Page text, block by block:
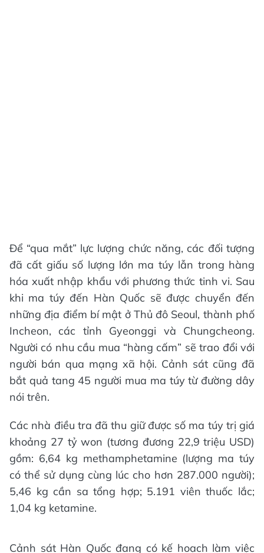
Để “qua mắt” lực lượng chức năng, các đối tượng
đã cất giấu số lượng lớn ma túy lẫn trong hàng
hóa xuất nhập khẩu với phương thức tinh vi. Sau
khi ma túy đến Hàn Quốc sẽ được chuyển đến
những địa điểm bí mật ở Thủ đô Seoul, thành phố
Incheon, các tỉnh Gyeonggi và Chungcheong.
Người có nhu cầu mua “hàng cấm” sẽ trao đổi với
người bán qua mạng xã hội. Cảnh sát cũng đã
bắt quả tang 45 người mua ma túy từ đường dây
nói trên.
Các nhà điều tra đã thu giữ được số ma túy trị giá
khoảng 27 tỷ won (tương đương 22,9 triệu USD)
gồm: 6,64 kg methamphetamine (lượng ma túy
có thể sử dụng cùng lúc cho hơn 287.000 người);
5,46 kg cần sa tổng hợp; 5.191 viên thuốc lắc;
1,04 kg ketamine.
Cảnh sát Hàn Quốc đang có kế hoạch làm việc